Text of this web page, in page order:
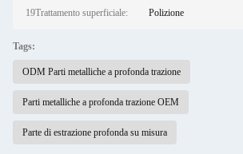
19Trattamento superficiale: Polizione
Tags:
ODM Parti metalliche a profonda trazione
Parti metalliche a profonda trazione OEM
Parte di estrazione profonda su misura